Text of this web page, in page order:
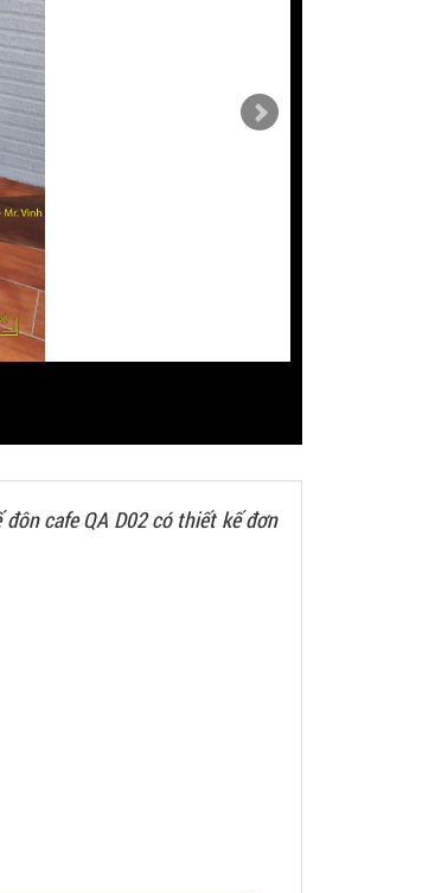
cafe QA D02 có thiết kế đơn